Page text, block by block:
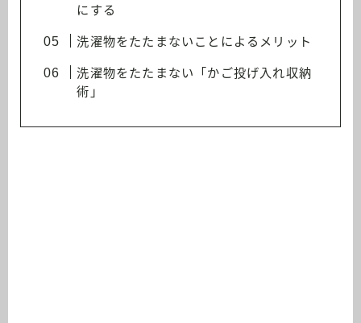
にする
洗濯物をたたまないことによるメリット
洗濯物をたたまない「かご投げ入れ収納
術」